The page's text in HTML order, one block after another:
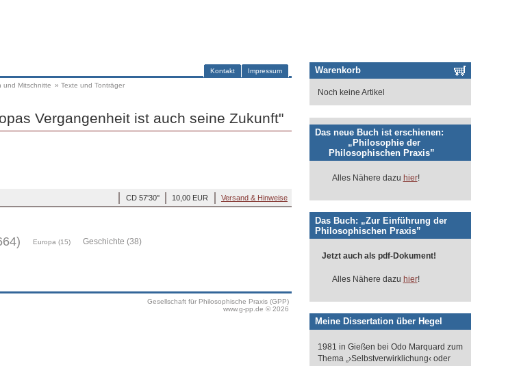
Impressum
Kontakt
und Mitschnitte » Texte und Tonträger
Vergangenheit ist auch seine Zukunft"
Versand & Hinweise
10,00 EUR
CD 57'30''
Europa (15) Geschichte (38)
Gesellschaft für Philosophische Praxis (GPP)
www.g-pp.de © 2026
Warenkorb
Noch keine Artikel
Das neue Buch ist erschienen:
„Philosophie der
Philosophischen Praxis”
Alles Nähere dazu hier!
Das Buch: „Zur Einführung der
Philosophischen Praxis”
Jetzt auch als pdf-Dokument!
Alles Nähere dazu hier!
Meine Dissertation über Hegel
1981 in Gießen bei Odo Marquard zum
Thema „›Selbstverwirklichung‹ oder